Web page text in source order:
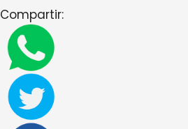
Compartir: